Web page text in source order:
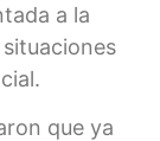
a la
que ya